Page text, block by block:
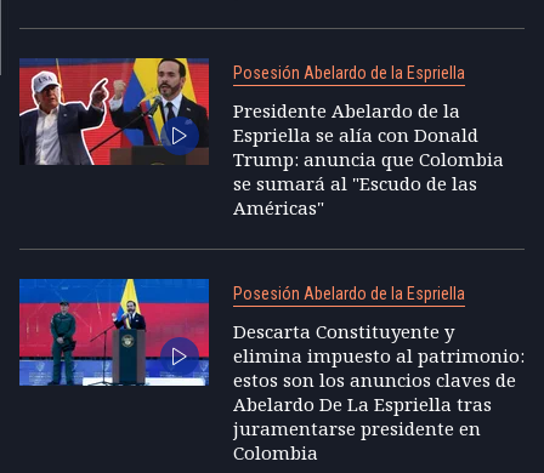
Posesión Abelardo de la Espriella
Presidente Abelardo de la
Espriella se alía con Donald
Trump: anuncia que Colombia
se sumará al "Escudo de las
Américas"
Posesión Abelardo de la Espriella
Descarta Constituyente y
elimina impuesto al patrimonio:
estos son los anuncios claves de
Abelardo De La Espriella tras
juramentarse presidente en
Colombia